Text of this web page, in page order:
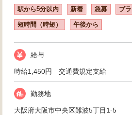
駅から5分以内 新着 急募 ブ
短時間（時短） 午後から
給与
時給1,450円 交通費規定支給
勤務地
大阪府大阪市中央区難波5丁目1-5